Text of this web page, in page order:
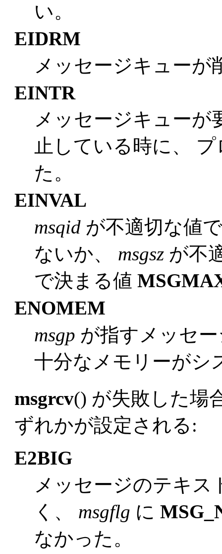
い。
EIDRM
メッセージキューが
EINTR
メッセージキューが
止している時に、
た。
EINVAL
msqid が不適切な値
ないか、 msgsz が不
で決まる値
ENOMEM
msgp が指すメッセ
十分なメモリーがシ
msgrcv() が失敗した場
ずれかが設定される:
E2BIG
メッセージのテキ
く、 msgflg に
なかった。